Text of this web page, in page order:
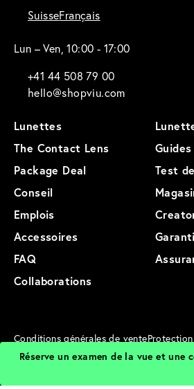
Réserve un examen de la vue et une
SuisseFrançais
Lun – Ven, 10:00 - 17:00
+41 44 508 79 00
hello@shopviu.com
Lunettes
The Contact Lens
Guides
Package Deal
Test
Conseil
Emplois
Accessoires
FAQ
Collaborations
Conditions générales de vente
Mentions légales
Conditions d'utilisation